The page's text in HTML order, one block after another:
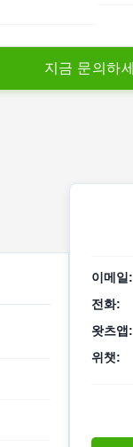
지 금 문의하세
이메일:
전화:
왓츠앱:
위챗: